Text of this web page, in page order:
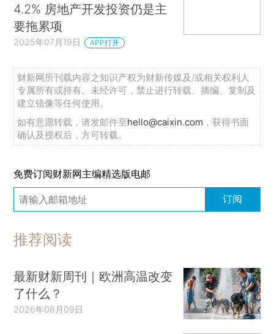
4.2% 房地产开发投资仍是主
要拖累项
2025年07月19日 APP打开
财新网所刊载内容之知识产权为财新传媒及/或相关权利人
专属所有或持有。未经许可，禁止进行转载、摘编、复制及
建立镜像等任何使用。
如有意愿转载，请发邮件至hello@caixin.com ，获得书面
确认及授权后，方可转载。
免费订阅财新网主编精选版电邮
订阅
推荐阅读
最新财新周刊｜欧洲高温改变
了什么？
2026年08月09日